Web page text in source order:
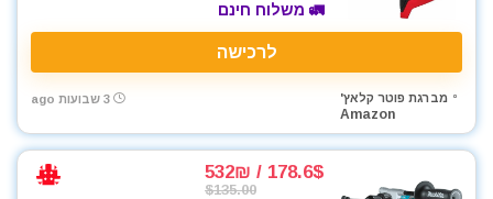
🚛 משלוח חינם
לרכישה
מברגת פוטר קלאץ'
Amazon
3 שבועות ago
178.6$ / 532₪
$135.00